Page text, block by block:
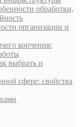
обработки,
организации и
копчения:
выбрать и
сфере: свойства